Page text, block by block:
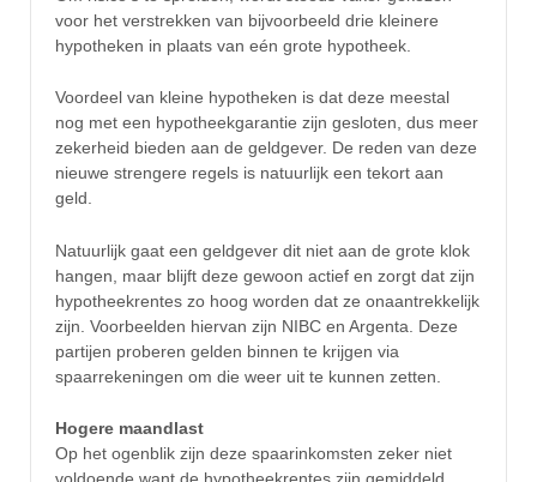
voor het verstrekken van bijvoorbeeld drie kleinere
hypotheken in plaats van eén grote hypotheek.
Voordeel van kleine hypotheken is dat deze meestal
nog met een hypotheekgarantie zijn gesloten, dus meer
zekerheid bieden aan de geldgever. De reden van deze
nieuwe strengere regels is natuurlijk een tekort aan
geld.
Natuurlijk gaat een geldgever dit niet aan de grote klok
hangen, maar blijft deze gewoon actief en zorgt dat zijn
hypotheekrentes zo hoog worden dat ze onaantrekkelijk
zijn. Voorbeelden hiervan zijn NIBC en Argenta. Deze
partijen proberen gelden binnen te krijgen via
spaarrekeningen om die weer uit te kunnen zetten.
Hogere maandlast
Op het ogenblik zijn deze spaarinkomsten zeker niet